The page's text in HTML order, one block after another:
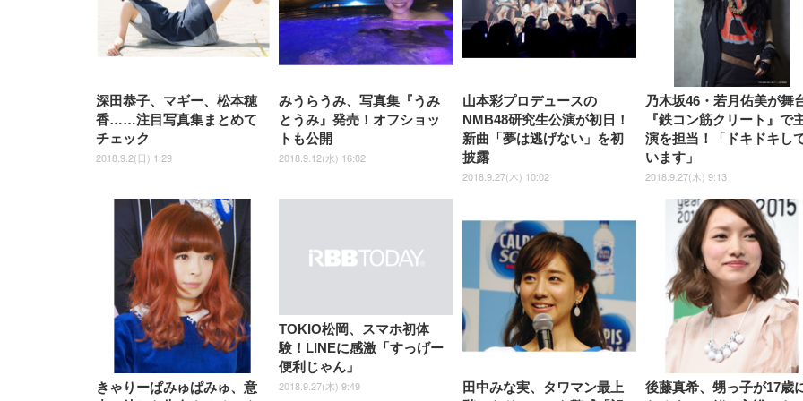
ッシュ 在宅ワーク H-
WY01(黒網+黒枠+黒足)
ト ハンガー付き 高反発クッシ
ョン PCチェア 通気性メッシ
ュ ゲーミング/勉強/事務用 お
しゃれ パソコンチェア (ブラ
ック)
ハンガー付き 高反発クッショ
ン PCチェア 通気性メッシュ
ゲーミング/勉強/事務用 おし
ゃれ パソコンチェア (ホワイ
ト)
84～96cm テレワーク
宅勤務 ブラック
ComfortView ビジネス向け
深田恭子、マギー、松本穂
香……注目写真集まとめて
チェック
2018.9.2(日) 1:29
みうらうみ、写真集『うみ
とうみ』発売！オフショッ
トも公開
2018.9.12(水) 16:02
山本彩プロデュースの
NMB48研究生公演が初日！
新曲「夢は逃げない」を初
披露
2018.9.27(木) 10:02
乃木坂46・若月佑美が舞
『鉄コン筋クリート』で
演を担当！「ドキドキし
います」
2018.9.27(木) 9:13
きゃりーぱみゅぱみゅ、意
TOKIO松岡、スマホ初体
験！LINEに感激「すっげー
便利じゃん」
2018.9.27(木) 9:49
田中みな実、タワマン最上
後藤真希、甥っ子が17歳